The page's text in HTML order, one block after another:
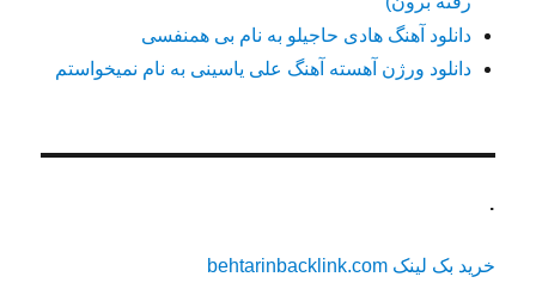
دانلود آهنگ هادی حاجیلو به نام بی همنفسی
دانلود ورژن آهسته آهنگ علی یاسینی به نام نمیخواستم
.
خرید بک لینک behtarinbacklink.com